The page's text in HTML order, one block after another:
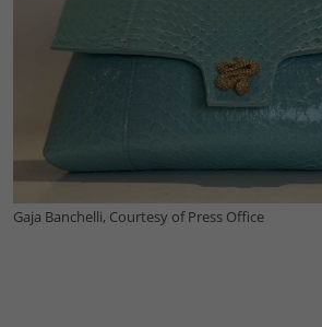
Gaja Banchelli, Courtesy of Press Office